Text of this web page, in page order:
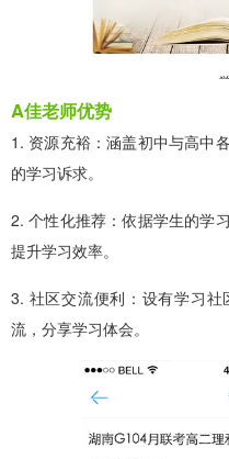
A佳老师优势
1. 资源充裕：涵盖初中与高中
的学习诉求。
2. 个性化推荐：依据学生的学
提升学习效率。
3. 社区交流便利：设有学习
流，分享学习体会。